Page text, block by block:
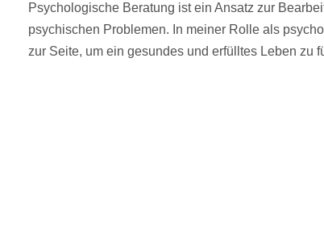
Psychologische Beratung ist ein Ansatz zur
psychischen Problemen. In meiner Rolle als
zur Seite, um ein gesundes und erfülltes Leben zu